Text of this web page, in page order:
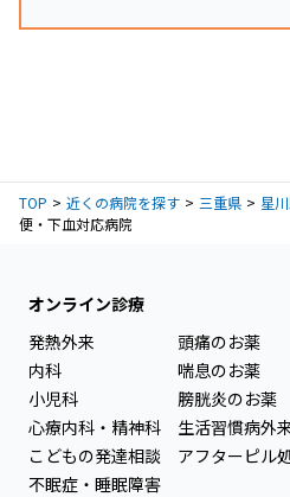
TOP 近くの病院を探す 三重県 星
便・下血対応病院
オンライン診療
発熱外来
内科
小児科
心療内科・精神科
こどもの発達相談
不眠症・睡眠障害
頭痛のお薬
喘息のお薬
膀胱炎のお薬
生活習慣病外
アフターピル